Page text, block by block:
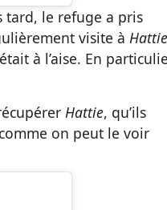
tard, le refuge a pris
visite à Hattie
à l’aise. En
Hattie, qu’ils
on peut le voir